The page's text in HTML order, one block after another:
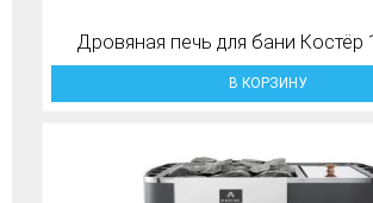
Дровяная печь для бани Костёр
В КОРЗИНУ